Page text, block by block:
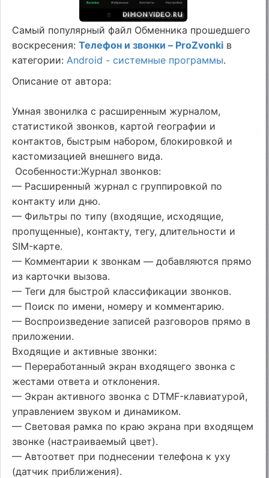
Самый популярный файл Обменника прошедшего
воскресения:Телефон и звонки – ProZvonki в
категории: Android - системные программы.
Описание от автора:
Умная звонилка с расширенным журналом,
статистикой звонков, картой географии и
контактов, быстрым набором, блокировкой и
кастомизацией внешнего вида.
Особенности:Журнал звонков:
— Расширенный журнал с группировкой по
контакту или дню.
— Фильтры по типу (входящие, исходящие,
пропущенные), контакту, тегу, длительности и
SIM-карте.
— Комментарии к звонкам — добавляются прямо
из карточки вызова.
— Теги для быстрой классификации звонков.
— Поиск по имени, номеру и комментарию.
— Воспроизведение записей разговоров прямо в
приложении.
Входящие и активные звонки:
— Переработанный экран входящего звонка с
жестами ответа и отклонения.
— Экран активного звонка с DTMF-клавиатурой,
управлением звуком и динамиком.
— Световая рамка по краю экрана при входящем
звонке (настраиваемый цвет).
— Автоответ при поднесении телефона к уху
(датчик приближения).